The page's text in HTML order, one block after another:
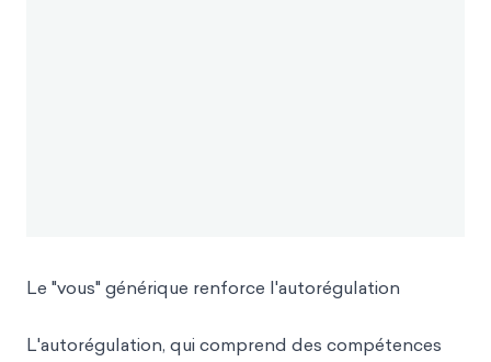
Le "vous" générique renforce l'autorégulation
L'autorégulation, qui comprend des compétences